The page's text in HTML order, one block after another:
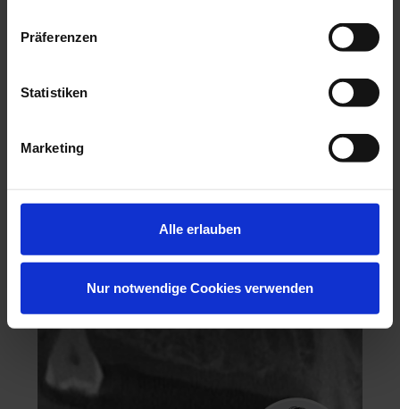
Präferenzen
Statistiken
Marketing
Alle erlauben
Nur notwendige Cookies verwenden
Hochästhetisches, nichtinvasives Veneering
Köln